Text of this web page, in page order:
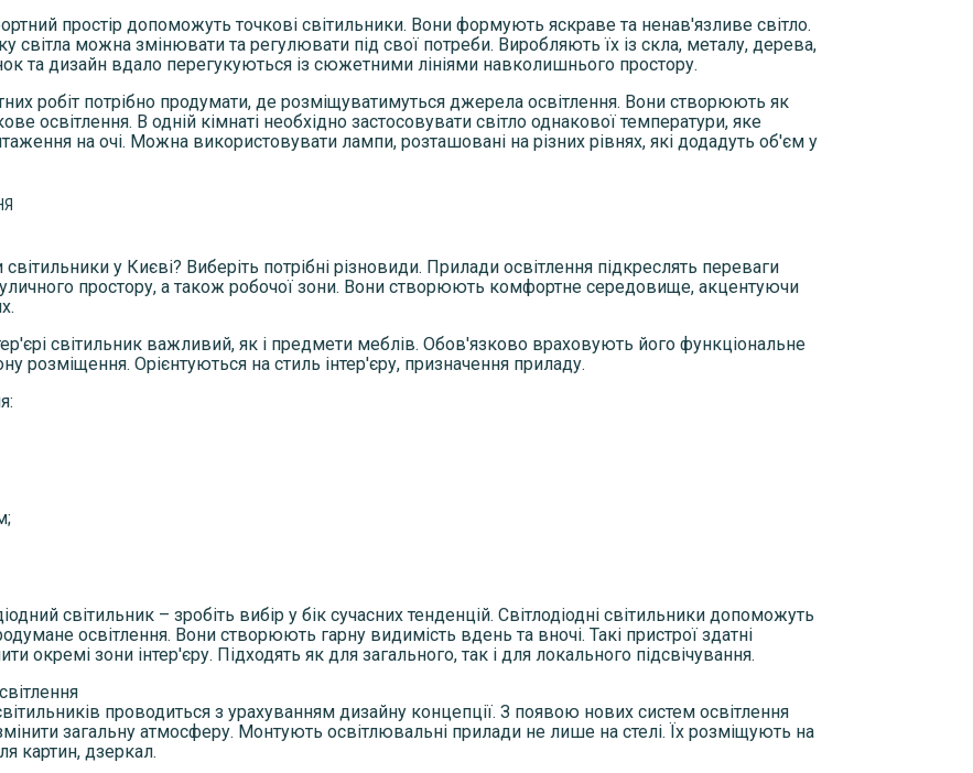
простір допоможуть точкові світильники. Вони формують яскраве та ненав'язливе світло.
світла можна змінювати та регулювати під свої потреби. Виробляють їх із скла, металу, дерева,
та дизайн вдало перегукуються із сюжетними лініями навколишнього простору.
робіт потрібно продумати, де розміщуватимуться джерела освітлення. Вони створюють як
освітлення. В одній кімнаті необхідно застосовувати світло однакової температури, яке
на очі. Можна використовувати лампи, розташовані на різних рівнях, які додадуть об'єм у
у Києві? Виберіть потрібні різновиди. Прилади освітлення підкреслять переваги
простору, а також робочої зони. Вони створюють комфортне середовище, акцентуючи
світильник важливий, як і предмети меблів. Обов'язково враховують його функціональне
розміщення. Орієнтуються на стиль інтер'єру, призначення приладу.
світильник – зробіть вибір у бік сучасних тенденцій. Світлодіодні світильники допоможуть
освітлення. Вони створюють гарну видимість вдень та вночі. Такі пристрої здатні
окремі зони інтер'єру. Підходять як для загального, так і для локального підсвічування.
проводиться з урахуванням дизайну концепції. З появою нових систем освітлення
загальну атмосферу. Монтують освітлювальні прилади не лише на стелі. Їх розміщують на
картин, дзеркал.